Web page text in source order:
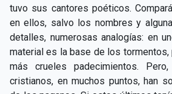
tuvo sus cantores poéticos.
en ellos, salvo los nombres y
detalles, numerosas analogías: en
material es la base de los
más crueles padecimientos.
cristianos, en muchos puntos, han